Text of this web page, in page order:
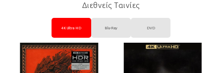
Διεθνείς Ταινίες
4K Ultra HD Blu-Ray DVD